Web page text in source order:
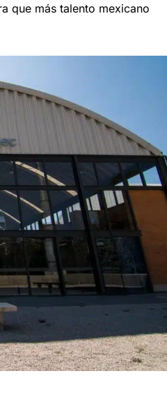
que más talento mexicano